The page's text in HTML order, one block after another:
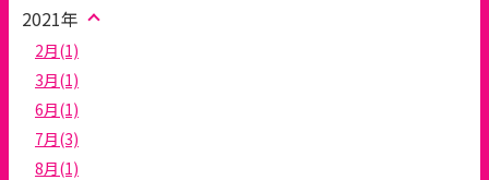
2021年
2月(1)
3月(1)
6月(1)
7月(3)
8月(1)